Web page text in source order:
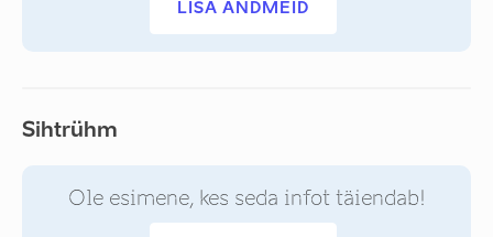
LISA ANDMEID
Sihtrühm
Ole esimene, kes seda infot täiendab!